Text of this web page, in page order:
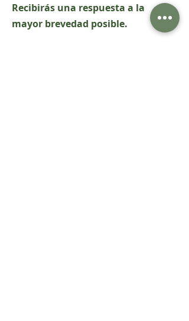
Recibirás una respuesta a la
mayor brevedad posible.